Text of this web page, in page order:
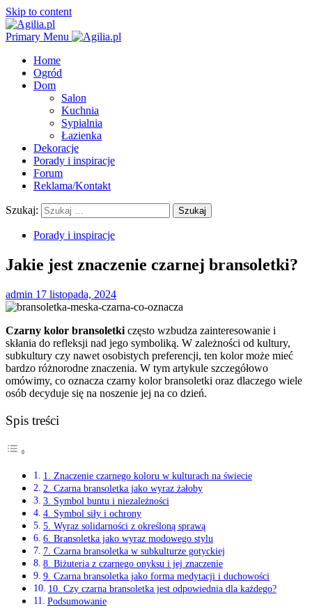
Skip to content
Primary Menu
Home
Ogród
Dom
Salon
Kuchnia
Sypialnia
Łazienka
Dekoracje
Porady i inspiracje
Forum
Reklama/Kontakt
Szukaj:
Porady i inspiracje
Jakie jest znaczenie czarnej bransoletki?
admin 17 listopada, 2024
Czarny kolor bransoletki często wzbudza zainteresowanie i
skłania do refleksji nad jego symboliką. W zależności od kultury,
subkultury czy nawet osobistych preferencji, ten kolor może mieć
bardzo różnorodne znaczenia. W tym artykule szczegółowo
omówimy, co oznacza czarny kolor bransoletki oraz dlaczego wiele
osób decyduje się na noszenie jej na co dzień.
Spis treści
1. Znaczenie czarnego koloru w kulturach na świecie
2. Czarna bransoletka jako wyraz żałoby
3. Symbol buntu i niezależności
4. Symbol siły i ochrony
5. Wyraz solidarności z określoną sprawą
6. Bransoletka jako wyraz modowego stylu
7. Czarna bransoletka w subkulturze gotyckiej
8. Biżuteria z czarnego onyksu i jej znaczenie
9. Czarna bransoletka jako forma medytacji i duchowości
10. Czy czarna bransoletka jest odpowiednia dla każdego?
Podsumowanie